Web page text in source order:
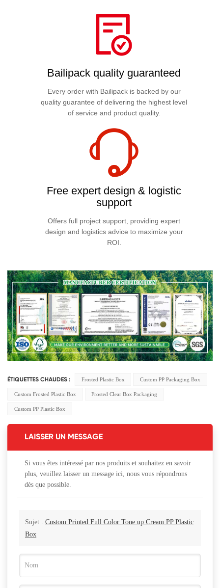
Bailipack quality guaranteed
Every order with Bailipack is backed by our
quality guarantee of delivering the highest level
of service and product quality.
Free expert design & logistic
support
Offers full project support, providing expert
design and logistics advice to maximize your
ROI.
ÉTIQUETTES CHAUDES : Frosted Plastic Box Custom PP Packaging Box
Custom Frosted Plastic Box Frosted Clear Box Packaging
Custom PP Plastic Box
LAISSER UN MESSAGE
Si vous êtes intéressé par nos produits et souhaitez en savoir
plus, veuillez laisser un message ici, nous vous répondrons
dès que possible.
Sujet : Custom Printed Full Color Tone up Cream PP Plastic
Box